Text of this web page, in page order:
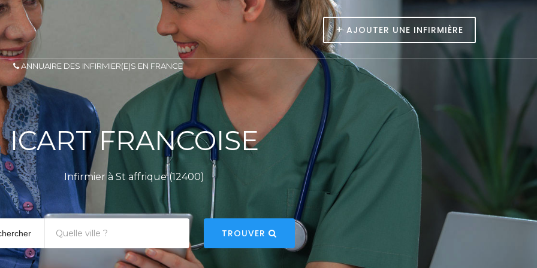
+ AJOUTER UNE INFIRMIÈRE
ANNUAIRE DES INFIRMIER(E)S EN FRANCE
ICART FRANCOISE
Infirmier à St affrique (12400)
TROUVER